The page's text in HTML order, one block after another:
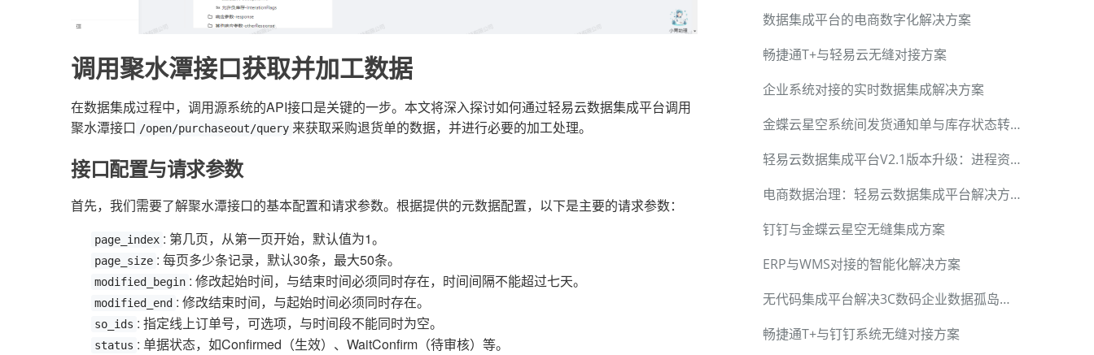
调用聚水潭接口获取并加工数据
在数据集成过程中，调用源系统的API接口是关键的一步。本文将深入探讨如何通过轻易云数据集成平台调用
聚水潭接口 /open/purchaseout/query 来获取采购退货单的数据，并进行必要的加工处理。
接口配置与请求参数
首先，我们需要了解聚水潭接口的基本配置和请求参数。根据提供的元数据配置，以下是主要的请求参数：
page_index : 第几页，从第一页开始，默认值为1。
page_size : 每页多少条记录，默认30条，最大50条。
modified_begin : 修改起始时间，与结束时间必须同时存在，时间间隔不能超过七天。
modified_end : 修改结束时间，与起始时间必须同时存在。
so_ids : 指定线上订单号，可选项，与时间段不能同时为空。
status : 单据状态，如Confirmed（生效）、WaitConfirm（待审核）等。
数据集成平台的电商数字化解决方案
畅捷通T+与轻易云无缝对接方案
企业系统对接的实时数据集成解决方案
金蝶云星空系统间发货通知单与库存状态转换单的自动化集成方案
轻易云数据集成平台V2.1版本升级：进程资源池2.0、API Gateway 2.0和数据聚合报表2.0
电商数据治理：轻易云数据集成平台解决方案
钉钉与金蝶云星空无缝集成方案
ERP与WMS对接的智能化解决方案
无代码集成平台解决3C数码企业数据孤岛问题
畅捷通T+与钉钉系统无缝对接方案